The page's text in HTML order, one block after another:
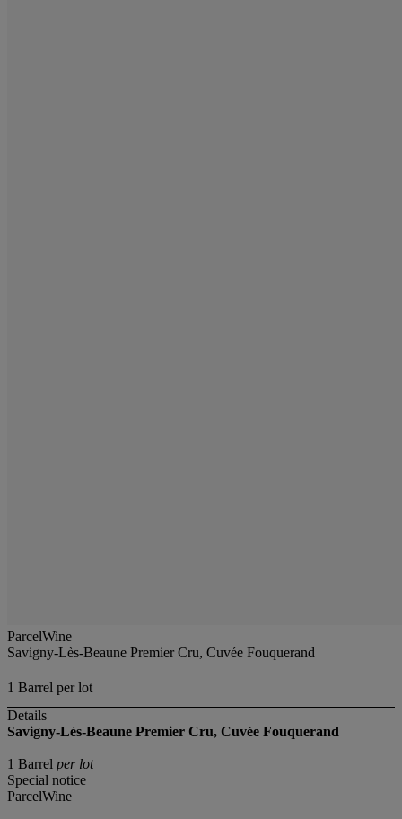
ParcelWine
Savigny-Lès-Beaune Premier Cru, Cuvée Fouquerand
1 Barrel per lot
Details
Savigny-Lès-Beaune Premier Cru, Cuvée Fouquerand
1 Barrel per lot
Special notice
ParcelWine